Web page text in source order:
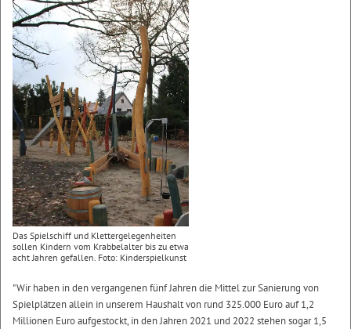
Das Spielschiff und Klettergelegenheiten
sollen Kindern vom Krabbelalter bis zu etwa
acht Jahren gefallen. Foto: Kinderspielkunst
"Wir haben in den vergangenen fünf Jahren die Mittel zur Sanierung von
Spielplätzen allein in unserem Haushalt von rund 325.000 Euro auf 1,2
Millionen Euro aufgestockt, in den Jahren 2021 und 2022 stehen sogar 1,5